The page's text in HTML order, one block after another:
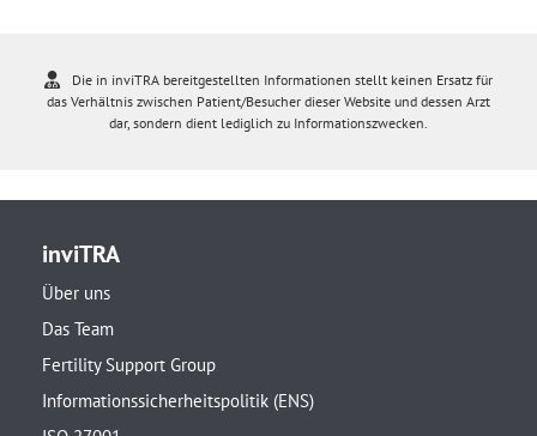
Die in inviTRA bereitgestellten Informationen stellt keinen Ersatz für
das Verhältnis zwischen Patient/Besucher dieser Website und dessen Arzt
dar, sondern dient lediglich zu Informationszwecken.
inviTRA
Über uns
Das Team
Fertility Support Group
Informationssicherheitspolitik (ENS)